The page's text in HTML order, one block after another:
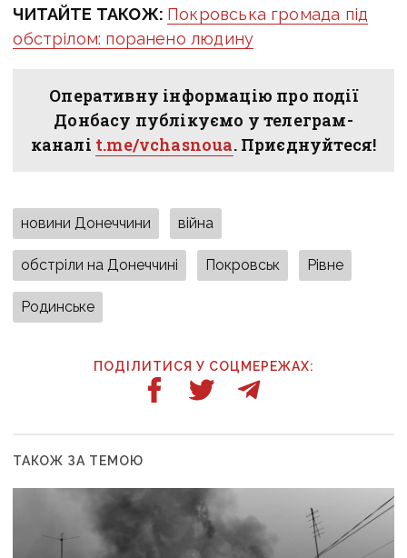
ЧИТАЙТЕ ТАКОЖ: Покровська громада під
обстрілом: поранено людину
Оперативну інформацію про події
Донбасу публікуємо у телеграм-
каналі t.me/vchasnoua. Приєднуйтеся!
новини Донеччини війна
обстріли на Донеччині Покровськ Рівне
Родинське
ПОДІЛИТИСЯ У СОЦМЕРЕЖАХ:
ТАКОЖ ЗА ТЕМОЮ